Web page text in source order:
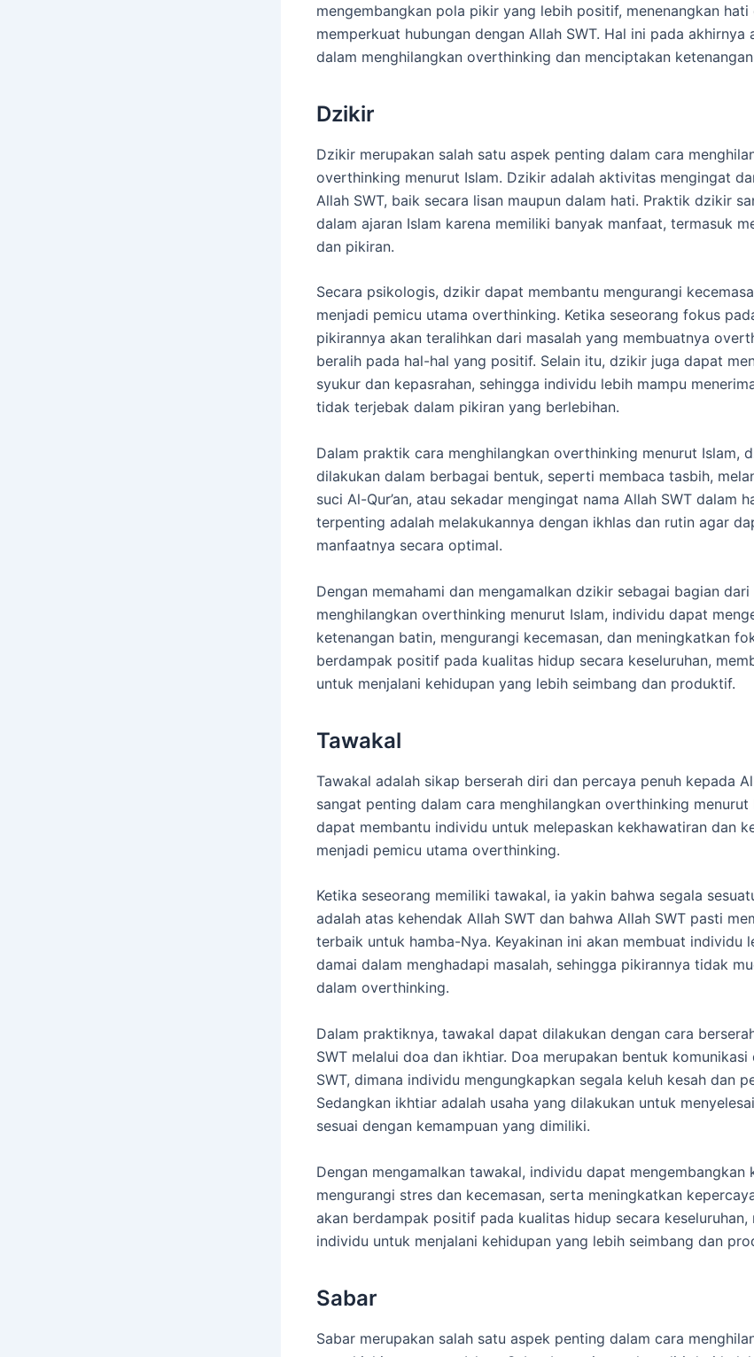
mengembangkan pola pikir yang lebih positif, menenangkan
memperkuat hubungan dengan Allah SWT. Hal ini pada akhirnya
dalam menghilangkan overthinking dan menciptakan
Dzikir
Dzikir merupakan salah satu aspek penting dalam cara
overthinking menurut Islam. Dzikir adalah aktivitas mengingat
Allah SWT, baik secara lisan maupun dalam hati. Praktik dzikir
dalam ajaran Islam karena memiliki banyak manfaat, termasuk
dan pikiran.
Secara psikologis, dzikir dapat membantu mengurangi
menjadi pemicu utama overthinking. Ketika seseorang fokus
pikirannya akan teralihkan dari masalah yang membuatnya
beralih pada hal-hal yang positif. Selain itu, dzikir juga dapat
syukur dan kepasrahan, sehingga individu lebih mampu
tidak terjebak dalam pikiran yang berlebihan.
Dalam praktik cara menghilangkan overthinking menurut Islam,
dilakukan dalam berbagai bentuk, seperti membaca tasbih,
suci Al-Qur’an, atau sekadar mengingat nama Allah SWT dalam
terpenting adalah melakukannya dengan ikhlas dan rutin agar
manfaatnya secara optimal.
Dengan memahami dan mengamalkan dzikir sebagai bagian dari
menghilangkan overthinking menurut Islam, individu dapat
ketenangan batin, mengurangi kecemasan, dan meningkatkan
berdampak positif pada kualitas hidup secara keseluruhan,
untuk menjalani kehidupan yang lebih seimbang dan produktif.
Tawakal
Tawakal adalah sikap berserah diri dan percaya penuh kepada
sangat penting dalam cara menghilangkan overthinking menurut
dapat membantu individu untuk melepaskan kekhawatiran dan
menjadi pemicu utama overthinking.
Ketika seseorang memiliki tawakal, ia yakin bahwa segala
adalah atas kehendak Allah SWT dan bahwa Allah SWT pasti
terbaik untuk hamba-Nya. Keyakinan ini akan membuat individu
damai dalam menghadapi masalah, sehingga pikirannya tidak
dalam overthinking.
Dalam praktiknya, tawakal dapat dilakukan dengan cara
SWT melalui doa dan ikhtiar. Doa merupakan bentuk komunikasi
SWT, dimana individu mengungkapkan segala keluh kesah dan
Sedangkan ikhtiar adalah usaha yang dilakukan untuk
sesuai dengan kemampuan yang dimiliki.
Dengan mengamalkan tawakal, individu dapat mengembangkan
mengurangi stres dan kecemasan, serta meningkatkan
akan berdampak positif pada kualitas hidup secara keseluruhan,
individu untuk menjalani kehidupan yang lebih seimbang dan
Sabar
Sabar merupakan salah satu aspek penting dalam cara